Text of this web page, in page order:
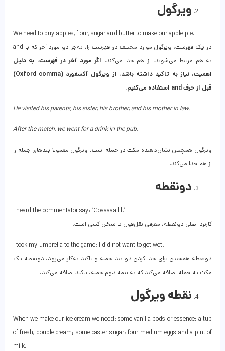
ویرگول
We need to buy apples, flour, sugar and butter to make our apple pie.
در یک فهرست، ویرگول موارد مختلف در فهرست را، به‌جز دو مورد آخر که با and
به هم مرتبط می‌شوند، از هم جدا می‌کند. اگر مورد آخر در فهرست، به دلیل
اهمیت، نیاز به تاکید داشته باشد، از ویرگول آکسفورد (Oxford comma)
قبل از حرف and استفاده می‌کنیم.
He visited his parents, his sister, his brother, and his mother in law.
After the match, we went for a drink in the pub.
ویرگول همچنین نشان‌دهنده مکث در جمله است. ویرگول معمولا بندهای جمله را
از هم جدا می‌کند.
دونقطه
I heard the commentator say: ‘Goaaaaallll!’
کاربرد اصلی دونقطه، معرفی نقل‌قول یا سخن کسی است.
I took my umbrella to the game: I did not want to get wet.
دونقطه همچنین برای جدا کردن دو بند جمله و تاکید به‌کار می‌رود. دونقطه یک
مکث به جمله اضافه می‌کند که به نیمه دوم جمله، تاکید اضافه می‌کند.
نقطه ویرگول
When we make our ice cream we need: some vanilla pods or essence; a tub
of fresh, double cream; some caster sugar; four medium eggs and a pint of
milk.